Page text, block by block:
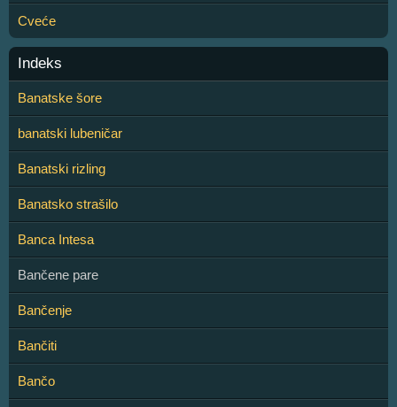
Cveće
Indeks
Banatske šore
banatski lubeničar
Banatski rizling
Banatsko strašilo
Banca Intesa
Bančene pare
Bančenje
Bančiti
Bančo